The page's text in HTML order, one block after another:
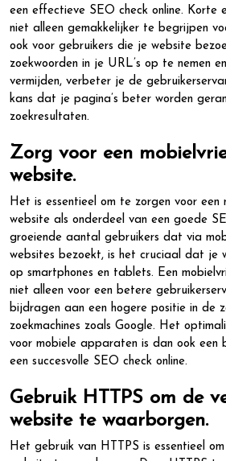
een effectieve SEO check online. Korte
niet alleen gemakkelijker te begrijpen
ook voor gebruikers die je website
zoekwoorden in je URL’s op te nemen
vermijden, verbeter je de
kans dat je pagina’s beter worden
zoekresultaten.
Zorg voor een
website.
Het is essentieel om te zorgen voor een
website als onderdeel van een goede
groeiende aantal gebruikers dat via
websites bezoekt, is het cruciaal dat je
op smartphones en tablets. Een
niet alleen voor een betere
bijdragen aan een hogere positie in de
zoekmachines zoals Google. Het
voor mobiele apparaten is dan ook een
een succesvolle SEO check online.
Gebruik HTTPS om de
website te waarborgen.
Het gebruik van HTTPS is essentieel